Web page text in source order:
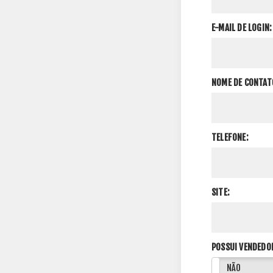
E-MAIL DE LOGIN:
NOME DE
TELEFONE:
SITE:
POSSUI
NÃO